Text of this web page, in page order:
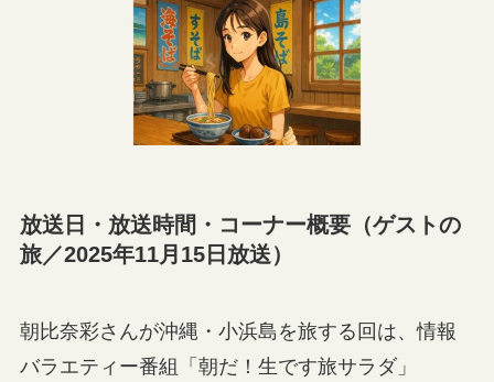
放送日・放送時間・コーナー概要（ゲストの
旅／2025年11月15日放送）
朝比奈彩さんが沖縄・小浜島を旅する回は、情報
バラエティー番組「朝だ！生です旅サラダ」